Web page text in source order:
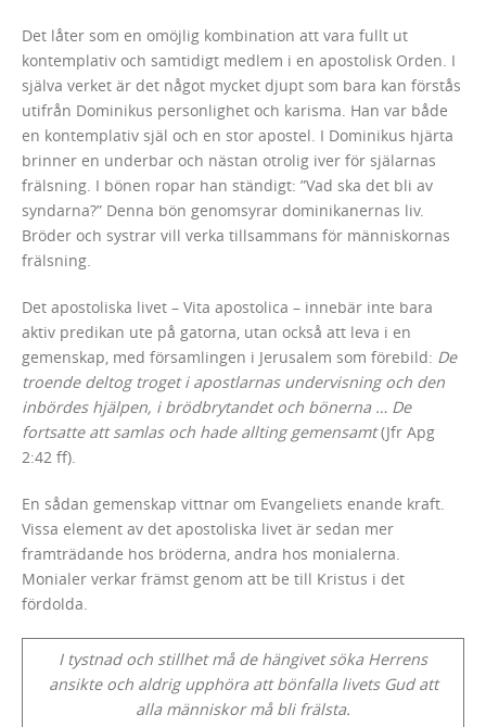
Det låter som en omöjlig kombination att vara fullt ut
kontemplativ och samtidigt medlem i en apostolisk Orden. I
själva verket är det något mycket djupt som bara kan förstås
utifrån Dominikus personlighet och karisma. Han var både
en kontemplativ själ och en stor apostel. I Dominikus hjärta
brinner en underbar och nästan otrolig iver för själarnas
frälsning. I bönen ropar han ständigt: ”Vad ska det bli av
syndarna?” Denna bön genomsyrar dominikanernas liv.
Bröder och systrar vill verka tillsammans för människornas
frälsning.
Det apostoliska livet – Vita apostolica – innebär inte bara
aktiv predikan ute på gatorna, utan också att leva i en
gemenskap, med församlingen i Jerusalem som förebild: De
troende deltog troget i apostlarnas undervisning och den
inbördes hjälpen, i brödbrytandet och bönerna … De
fortsatte att samlas och hade allting gemensamt(Jfr Apg
2:42 ff).
En sådan gemenskap vittnar om Evangeliets enande kraft.
Vissa element av det apostoliska livet är sedan mer
framträdande hos bröderna, andra hos monialerna.
Monialer verkar främst genom att be till Kristus i det
fördolda.
I tystnad och stillhet må de hängivet söka Herrens
ansikte och aldrig upphöra att bönfalla livets Gud att
alla människor må bli frälsta.